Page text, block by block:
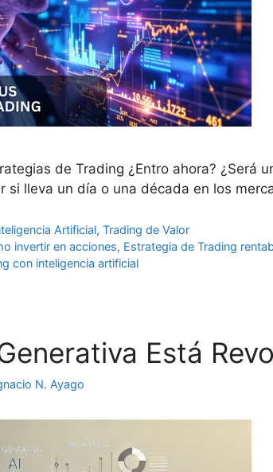
de Trading ¿Entro ahora?
si lleva un día o una década en los
Artificial,Trading de Valor
invertir en acciones, Estrategia de Trading
con inteligencia artificial
Está
N. Ayago